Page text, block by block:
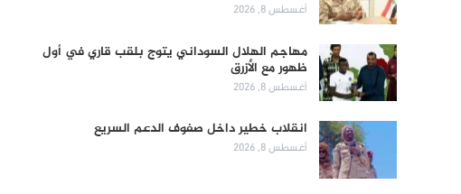
أغسطس 8, 2026
مهاجم الهلال السوداني يتوج بلقب قاري في أول
ظهور مع الأزرق
أغسطس 8, 2026
انقلاب خطير داخل صفوف الدعم السريع
أغسطس 8, 2026